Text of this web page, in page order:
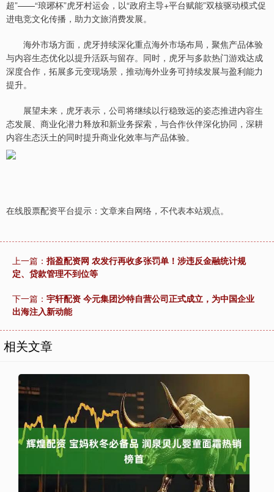
超”——“琅琊杯”虎牙村运会，以“政府主导+平台赋能”双核驱动模式促
进电竞文化传播，助力文旅消费发展。
海外市场方面，虎牙持续深化重点海外市场布局，聚焦产品体验
与内容生态优化以提升活跃与留存。同时，虎牙与多款热门游戏达成
深度合作，拓展多元变现场景，推动海外业务可持续发展与盈利能力
提升。
展望未来，虎牙表示，公司将继续以行稳致远的姿态推进内容生
态发展、商业化潜力释放和新业务探索，与合作伙伴深化协同，深耕
内容生态沃土的同时提升商业化效率与产品体验。
在线股票配资平台提示：文章来自网络，不代表本站观点。
上一篇： 指盈配资网 农发行再收多张罚单！涉违反金融统计规
定、贷款管理不到位等
下一篇： 宇轩配资 今元集团沙特自营公司正式成立，为中国企业
出海注入新动能
相关文章